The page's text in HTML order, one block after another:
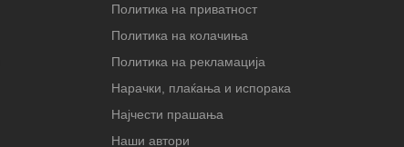
Политика на приватност
Политика на колачиња
Политика на рекламација
Нарачки, плаќања и испорака
Најчести прашања
Наши автори